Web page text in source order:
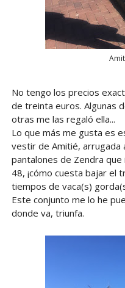
No tengo los precios
de treinta euros. Algunas
otras me las regaló ella...
Lo que más me gusta es
vestir de Amitié, arrugada
pantalones de Zendra
48, ¡cómo cuesta bajar el
tiempos de vaca(s)
Este conjunto me lo he
donde va, triunfa.